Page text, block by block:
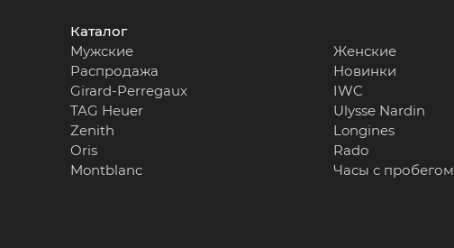
Каталог
Мужские
Женские
Распродажа
Новинки
Girard-Perregaux
IWC
TAG Heuer
Ulysse Nardin
Zenith
Longines
Oris
Rado
Montblanc
Часы с пробегом